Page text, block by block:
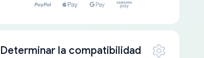
Determinar la compatibilidad